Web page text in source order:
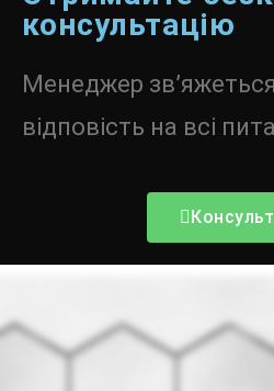
консультацію
Менеджер
відповість на всі